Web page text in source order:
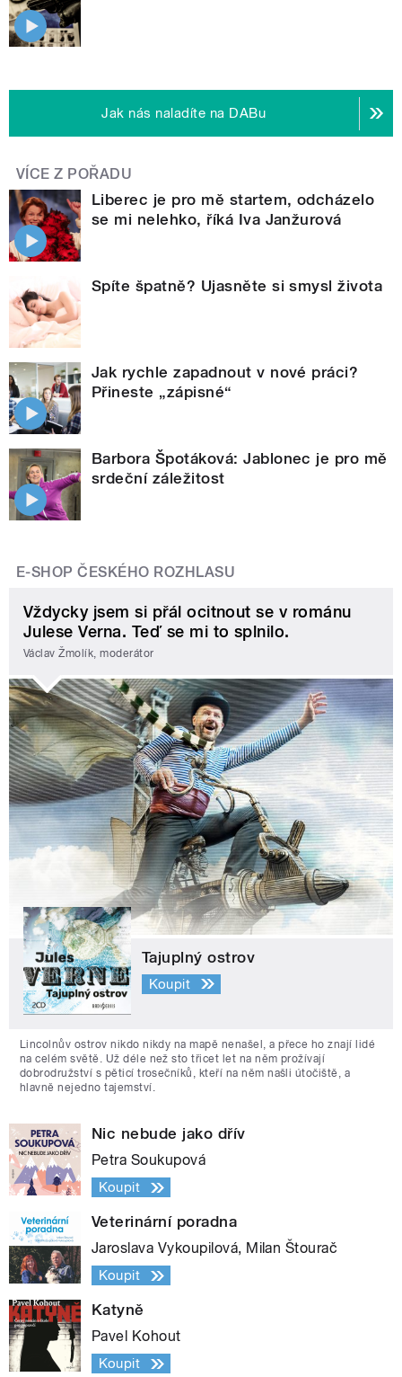
Jak nás naladíte na DABu
VÍCE Z POŘADU
Liberec je pro mě startem, odcházelo
se mi nelehko, říká Iva Janžurová
Spíte špatně? Ujasněte si smysl života
Jak rychle zapadnout v nové práci?
Přineste „zápisné“
Barbora Špotáková: Jablonec je pro mě
srdeční záležitost
E-SHOP ČESKÉHO ROZHLASU
Vždycky jsem si přál ocitnout se v románu
Julese Verna. Teď se mi to splnilo.
Václav Žmolík, moderátor
Tajuplný ostrov
Koupit
Lincolnův ostrov nikdo nikdy na mapě nenašel, a přece ho znají lidé
na celém světě. Už déle než sto třicet let na něm prožívají
dobrodružství s pěticí trosečníků, kteří na něm našli útočiště, a
hlavně nejedno tajemství.
Nic nebude jako dřív
Petra Soukupová
Koupit
Veterinární poradna
Jaroslava Vykoupilová, Milan Štourač
Koupit
Katyně
Pavel Kohout
Koupit